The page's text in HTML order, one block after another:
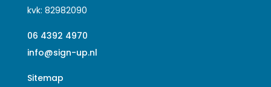
kvk: 82982090
06 4392 4970
info@sign-up.nl
Sitemap